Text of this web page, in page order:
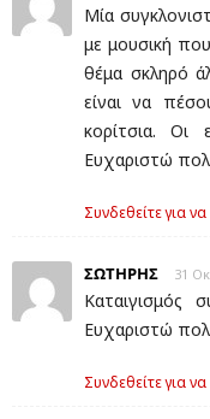
Μία
με μουσική
θέμα σκληρό
είναι να
κορίτσια. Οι
Ευχαριστώ
Συνδεθείτε για
ΣΩΤΗΡΗΣ 31
Καταιγισμός
Ευχαριστώ
Συνδεθείτε για